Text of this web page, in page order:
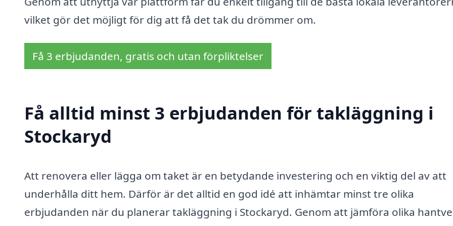
vilket gör det möjligt för dig att få det tak du drömmer om.
Få 3 erbjudanden, gratis och utan förpliktelser
Få alltid minst 3 erbjudanden för takläggning i
Stockaryd
Att renovera eller lägga om taket är en betydande investering och en viktig del av att
underhålla ditt hem. Därför är det alltid en god idé att inhämtar minst tre olika
erbjudanden när du planerar takläggning i Stockaryd. Genom att jämföra olika